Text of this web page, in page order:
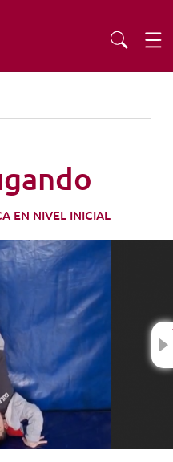
AQUÍ
EN NIVEL INICIAL